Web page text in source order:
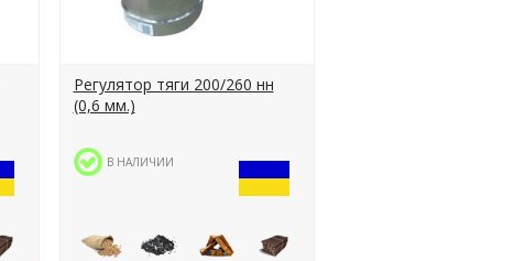
Регулятор тяги 200/260 нн
(0,6 мм.)
В НАЛИЧИИ